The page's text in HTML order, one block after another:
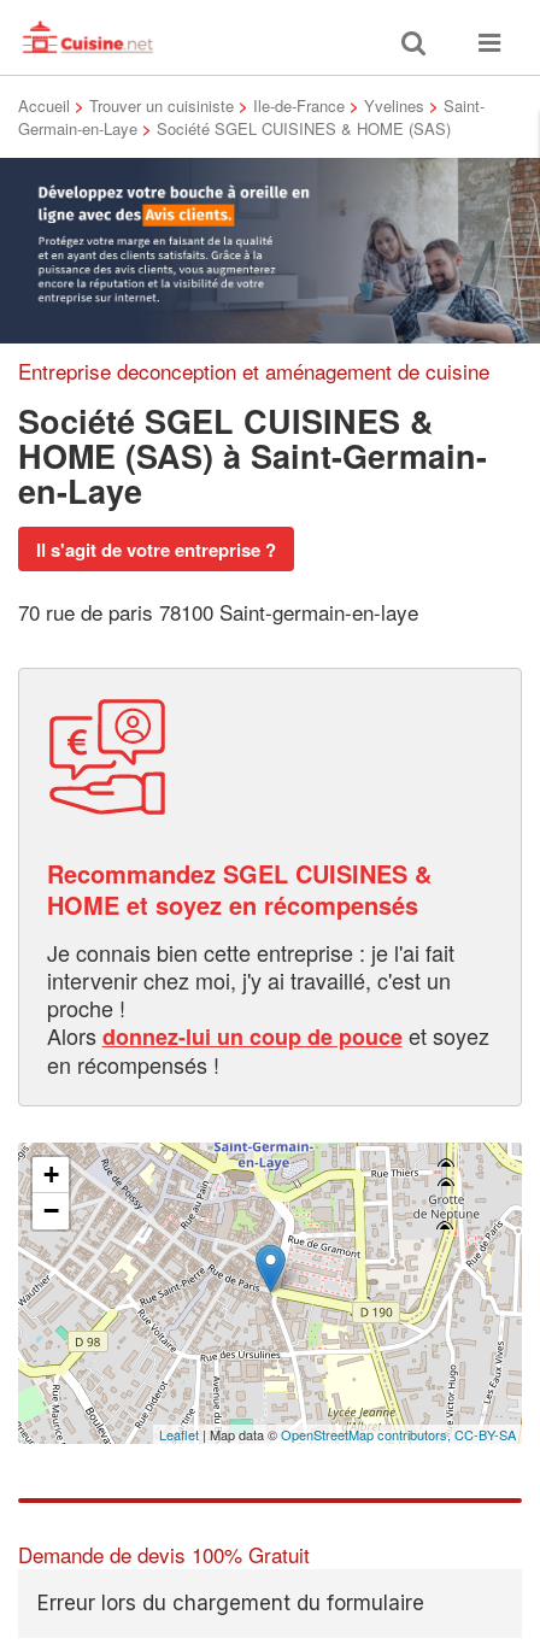
Toggle
search
Toggle
Accueil > Trouver un cuisiniste > Ile-de-France > Yvelines > Saint-
Germain-en-Laye > Société SGEL CUISINES & HOME (SAS)
Entreprise deconception et aménagement de cuisine
Société SGEL CUISINES &
HOME (SAS) à Saint-Germain-
en-Laye
Il s'agit de votre entreprise ?
70 rue de paris 78100 Saint-germain-en-laye
Recommandez SGEL CUISINES &
HOME et soyez en récompensés
Je connais bien cette entreprise : je l'ai fait
intervenir chez moi, j'y ai travaillé, c'est un
proche !
Alorsdonnez-lui un coup de pouceet soyez
en récompensés !
+
−
Leaflet | Map data ©OpenStreetMap contributors,CC-BY-SA
Demande de devis 100% Gratuit
Erreur lors du chargement du formulaire